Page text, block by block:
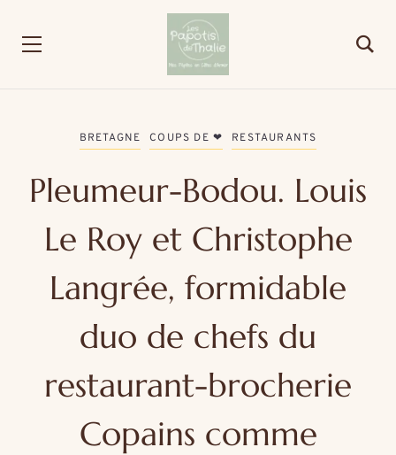
BRETAGNE COUPS DE ❤ RESTAURANTS
Pleumeur-Bodou. Louis
Le Roy et Christophe
Langrée, formidable
duo de chefs du
restaurant-brocherie
Copains comme